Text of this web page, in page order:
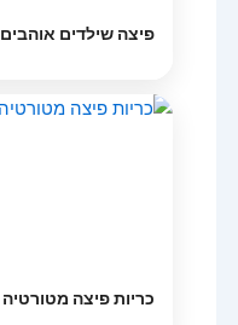
פיצה שילדים אוהבים
כריות פיצה מטורטיה